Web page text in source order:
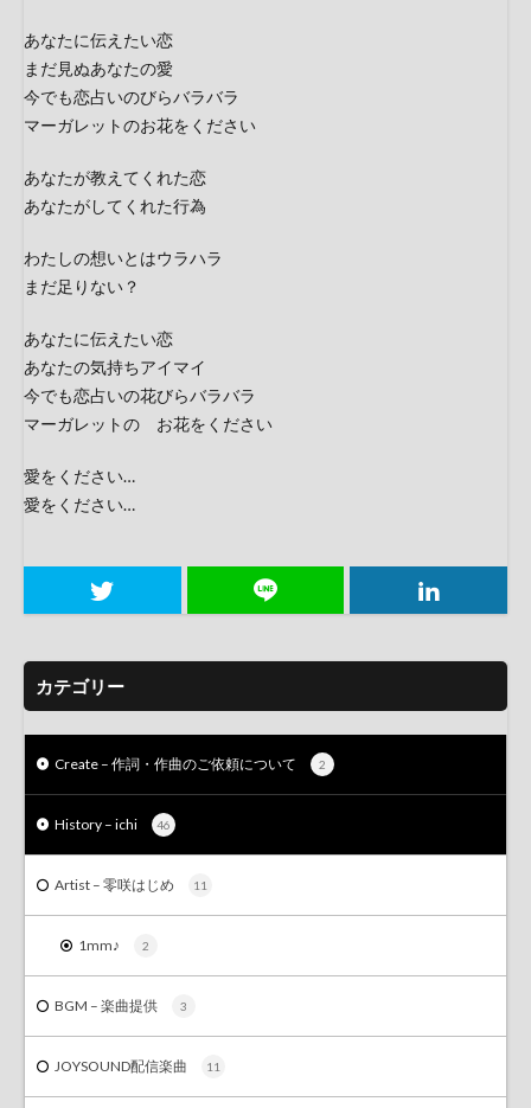
あなたに伝えたい恋
まだ見ぬあなたの愛
今でも恋占いのびらバラバラ
マーガレットのお花をください
あなたが教えてくれた恋
あなたがしてくれた行為
わたしの想いとはウラハラ
まだ足りない？
あなたに伝えたい恋
あなたの気持ちアイマイ
今でも恋占いの花びらバラバラ
マーガレットの お花をください
愛をください…
愛をください…
カテゴリー
Create – 作詞・作曲のご依頼について 2
History – ichi 46
Artist – 零咲はじめ 11
1mm♪ 2
BGM – 楽曲提供 3
JOYSOUND配信楽曲 11